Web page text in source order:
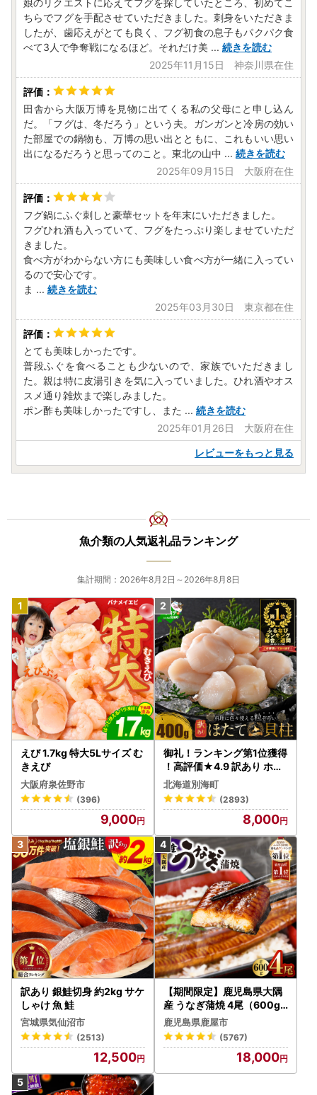
〒750-8521
山口県下関市南部町1番1号
下関市役所企画政策部企画課 ふるさと納税担当
娘のリクエストに応えてフグを探していたところ、初めてこ
ちらでフグを手配させていただきました。刺身をいただきま
したが、歯応えがとても良く、フグ初食の息子もパクパク食
べて3人で争奪戦になるほど。それだけ美 ... 続きを読む
2025年11月15日 神奈川県在住
田舎から大阪万博を見物に出てくる私の父母にと申し込ん
だ。「フグは、冬だろう」という夫。ガンガンと冷房の効い
た部屋での鍋物も、万博の思い出とともに、これもいい思い
出になるだろうと思ってのこと。東北の山中 ... 続きを読む
2025年09月15日 大阪府在住
フグ鍋にふぐ刺しと豪華セットを年末にいただきました。
フグひれ酒も入っていて、フグをたっぷり楽しませていただ
きました。
食べ方がわからない方にも美味しい食べ方が一緒に入ってい
るので安心です。
ま ... 続きを読む
2025年03月30日 東京都在住
とても美味しかったです。
普段ふぐを食べることも少ないので、家族でいただきまし
た。親は特に皮湯引きを気に入っていました。ひれ酒やオス
スメ通り雑炊まで楽しみました。
ポン酢も美味しかったですし、また ... 続きを読む
2025年01月26日 大阪府在住
レビューをもっと見る
魚介類の人気返礼品ランキング
集計期間：2026年8月2日～2026年8月8日
えび 1.7kg 特大5Lサイズ む
きえび
大阪府泉佐野市
(396)
9,000
御礼！ランキング第1位獲得
！高評価★4.9 訳あり ホタ
テ 400g（ほたて 帆立 貝柱
冷凍 ）
北海道別海町
(2893)
8,000
訳あり 銀鮭切身 約2kg サケ
しゃけ 魚 鮭
宮城県気仙沼市
(2513)
12,500
【期間限定】鹿児島県大隅
産 うなぎ蒲焼 4尾（600g
） KN007-004-04-cp18
うなぎ 鰻 魚 惣菜 総菜
鹿児島県鹿屋市
(5767)
18,000